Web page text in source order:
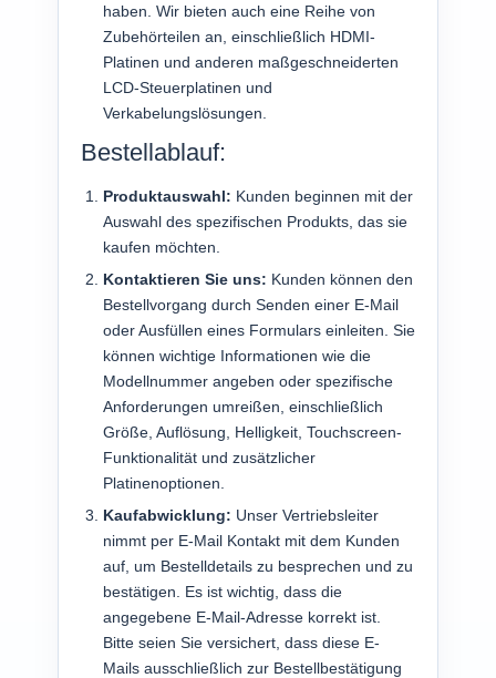
haben. Wir bieten auch eine Reihe von
Zubehörteilen an, einschließlich HDMI-
Platinen und anderen maßgeschneiderten
LCD-Steuerplatinen und
Verkabelungslösungen.
Bestellablauf:
Produktauswahl: Kunden beginnen mit der
Auswahl des spezifischen Produkts, das sie
kaufen möchten.
Kontaktieren Sie uns: Kunden können den
Bestellvorgang durch Senden einer E-Mail
oder Ausfüllen eines Formulars einleiten. Sie
können wichtige Informationen wie die
Modellnummer angeben oder spezifische
Anforderungen umreißen, einschließlich
Größe, Auflösung, Helligkeit, Touchscreen-
Funktionalität und zusätzlicher
Platinenoptionen.
Kaufabwicklung: Unser Vertriebsleiter
nimmt per E-Mail Kontakt mit dem Kunden
auf, um Bestelldetails zu besprechen und zu
bestätigen. Es ist wichtig, dass die
angegebene E-Mail-Adresse korrekt ist.
Bitte seien Sie versichert, dass diese E-
Mails ausschließlich zur Bestellbestätigung